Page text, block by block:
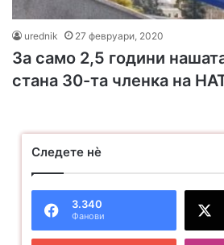
urednik 27 февруари, 2020
За само 2,5 години
стана 30-та членка на
Следете нѐ
3.340
Фанови